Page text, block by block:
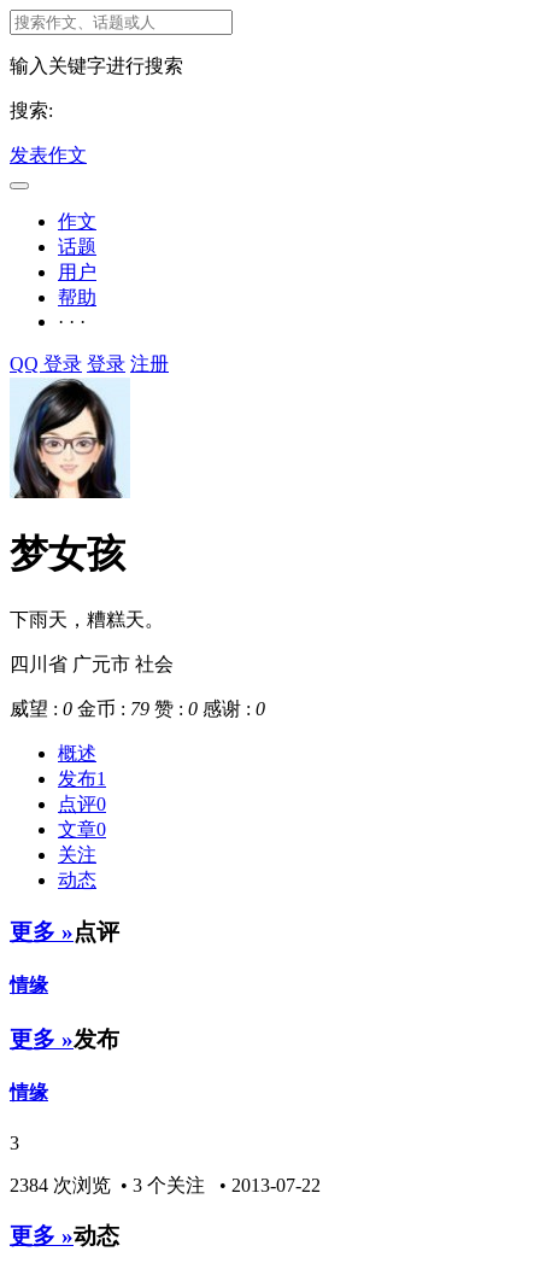
输入关键字进行搜索
搜索:
发表作文
作文
话题
用户
帮助
· · ·
QQ 登录 登录 注册
梦女孩
下雨天，糟糕天。
四川省 广元市 社会
威望 : 0 金币 : 79 赞 : 0 感谢 : 0
概述
发布1
点评0
文章0
关注
动态
更多 »点评
情缘
更多 »发布
情缘
3
2384 次浏览 • 3 个关注 • 2013-07-22
更多 »动态